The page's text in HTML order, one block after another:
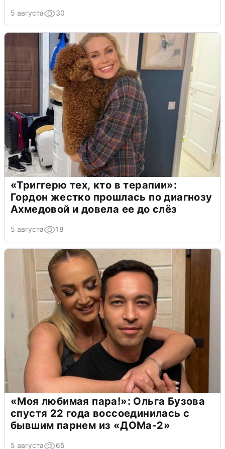
5 августа 30
«Триггерю тех, кто в терапии»:
Гордон жестко прошлась по диагнозу
Ахмедовой и довела ее до слёз
5 августа 18
«Моя любимая пара!»: Ольга Бузова
спустя 22 года воссоединилась с
бывшим парнем из «ДОМа-2»
5 августа 65